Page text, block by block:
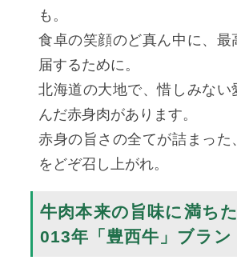
も。
食卓の笑顔のど真ん中に、最
届するために。
北海道の大地で、惜しみない
んだ赤身肉があります。
赤身の旨さの全てが詰まった
をどぞ召し上がれ。
牛肉本来の旨味に満ち
013年「豊西牛」ブラン